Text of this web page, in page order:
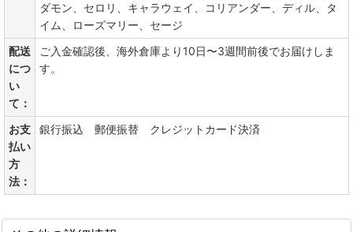
ダモン、セロリ、キャラウェイ、コリアンダー、ディル、タ
イム、ローズマリー、セージ
配送
につ
い
て：
ご入金確認後、海外倉庫より10日〜3週間前後でお届けしま
す。
お支
払い
方
法：
銀行振込 郵便振替 クレジットカード決済